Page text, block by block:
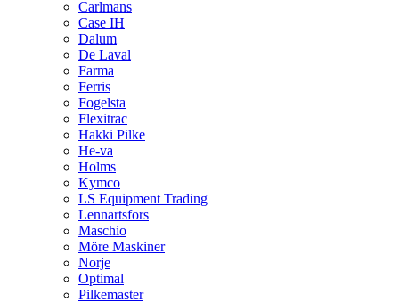
Carlmans
Case IH
Dalum
De Laval
Farma
Ferris
Fogelsta
Flexitrac
Hakki Pilke
He-va
Holms
Kymco
LS Equipment Trading
Lennartsfors
Maschio
Möre Maskiner
Norje
Optimal
Pilkemaster